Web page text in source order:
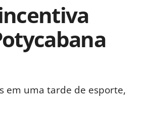
em uma tarde de esporte,